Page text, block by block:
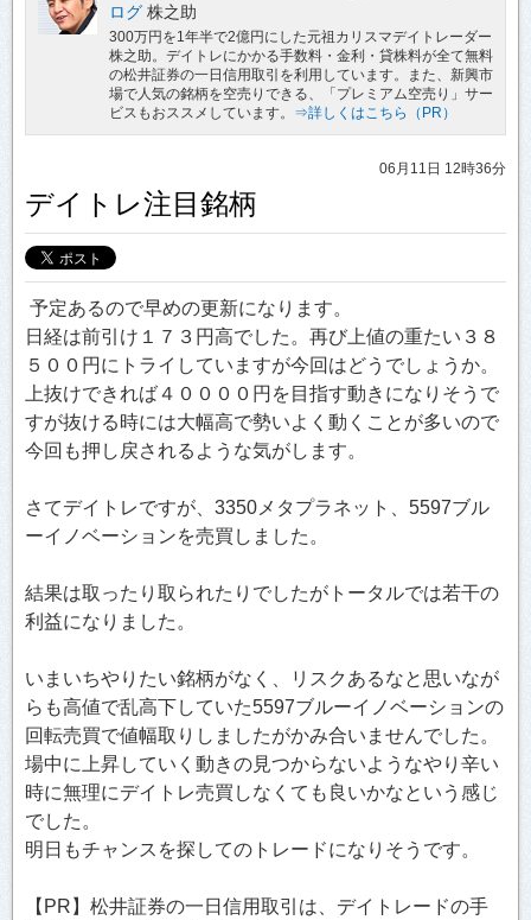
ログ 株之助
300万円を1年半で2億円にした元祖カリスマデイトレーダー
株之助。デイトレにかかる手数料・金利・貸株料が全て無料
の松井証券の一日信用取引を利用しています。また、新興市
場で人気の銘柄を空売りできる、「プレミアム空売り」サー
ビスもおススメしています。 ⇒詳しくはこちら（PR）
06月11日 12時36分
デイトレ注目銘柄
予定あるので早めの更新になります。
日経は前引け１７３円高でした。再び上値の重たい３８
５００円にトライしていますが今回はどうでしょうか。
上抜けできれば４００００円を目指す動きになりそうで
すが抜ける時には大幅高で勢いよく動くことが多いので
今回も押し戻されるような気がします。
さてデイトレですが、3350メタプラネット、5597ブル
ーイノベーションを売買しました。
結果は取ったり取られたりでしたがトータルでは若干の
利益になりました。
いまいちやりたい銘柄がなく、リスクあるなと思いなが
らも高値で乱高下していた5597ブルーイノベーションの
回転売買で値幅取りしましたがかみ合いませんでした。
場中に上昇していく動きの見つからないようなやり辛い
時に無理にデイトレ売買しなくても良いかなという感じ
でした。
明日もチャンスを探してのトレードになりそうです。
【PR】松井証券の一日信用取引は、デイトレードの手